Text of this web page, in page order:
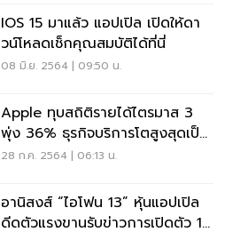
IOS 15 มาแล้ว แอปเปิล เปิดให้ดา
วน์โหลดเช็กคุณสมบัติได้ที่นี่
08 มิ.ย. 2564 | 09:50 น.
Apple ทุบสถิติรายได้ไตรมาส 3
พุ่ง 36% ธุรกิจบริการโตสูงสุดเป็น
ประวัติการณ์
28 ก.ค. 2564 | 06:13 น.
อานิสงส์ “ไอโฟน 13” หุ้นแอปเปิล
ดีดตัวแรงขานรับข่าวการเปิดตัว 14